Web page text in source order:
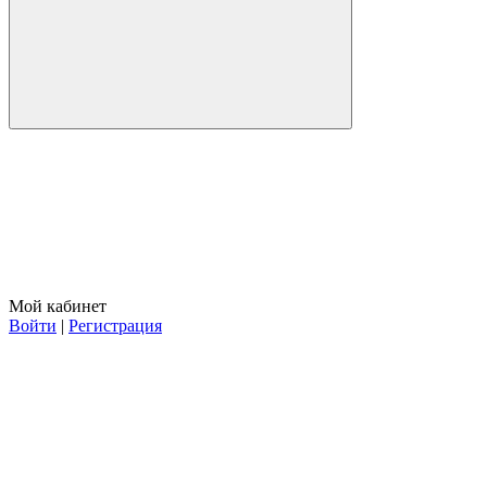
Мой кабинет
Войти | Регистрация